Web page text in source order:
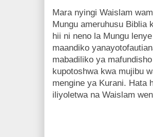
Mara nyingi Waislam
Mungu ameruhusu Biblia
hii ni neno la Mungu
maandiko
mabadiliko ya
kupotoshwa kwa mujibu
mengine ya Kurani. Hata
iliyoletwa na Waislam